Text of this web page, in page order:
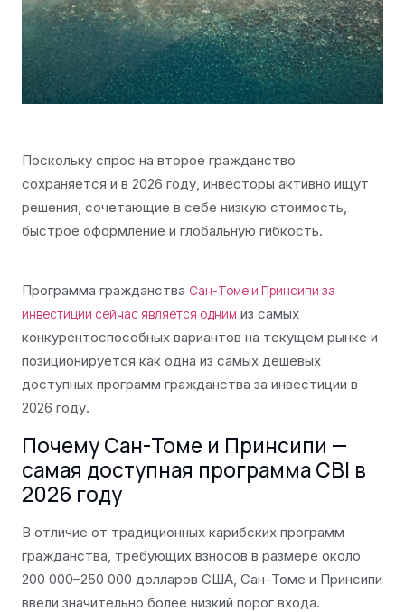
Поскольку спрос на второе гражданство
сохраняется и в 2026 году, инвесторы активно ищут
решения, сочетающие в себе низкую стоимость,
быстрое оформление и глобальную гибкость.
Программа гражданства Сан-Томе и Принсипи за
инвестиции сейчас является одним из самых
конкурентоспособных вариантов на текущем рынке и
позиционируется как одна из самых дешевых
доступных программ гражданства за инвестиции в
2026 году.
Почему Сан-Томе и Принсипи —
самая доступная программа CBI в
2026 году
В отличие от традиционных карибских программ
гражданства, требующих взносов в размере около
200 000–250 000 долларов США, Сан-Томе и Принсипи
ввели значительно более низкий порог входа.